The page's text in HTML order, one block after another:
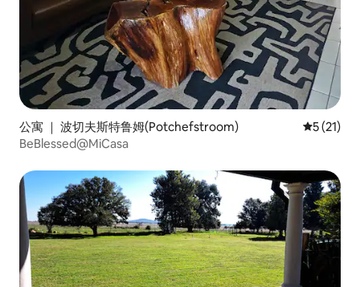
公寓 ｜ 波切夫斯特鲁姆(Potchefstroom) 平均评分
5 (21)
BeBlessed@MiCasa